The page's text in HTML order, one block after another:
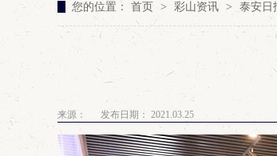
您的位置： 首页 > 彩山资讯 > 泰安日
来源： 发布日期： 2021.03.25